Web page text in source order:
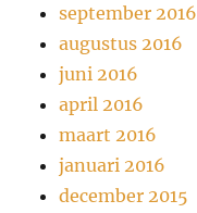
september 2016
augustus 2016
juni 2016
april 2016
maart 2016
januari 2016
december 2015